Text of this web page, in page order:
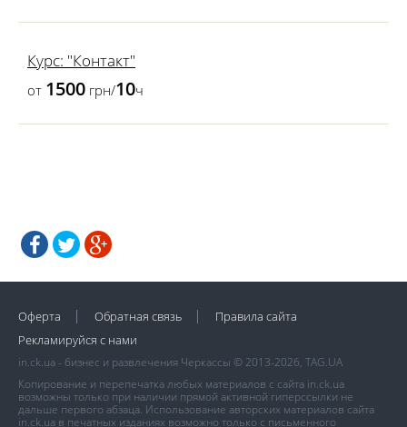
Курс: "Контакт"
от 1500 грн/10ч
Оферта Обратная связь
Правила сайта
Рекламируйся с нами
in.ck.ua - бизнес и развлечения Черкассы © 2013-2026, TAG.UA
Копирование и перепечатка любых материалов с сайта in.ck.ua
возможны только при наличии прямой активной гиперссылки не
дальше первого абзаца. Использование авторских материалов сайта
in.ck.ua в печатных изданиях возможно только с письменного